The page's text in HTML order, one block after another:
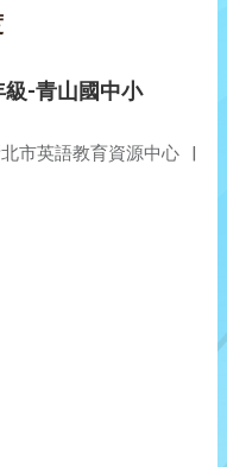
-青山國中小
市英語教育資源中心 |